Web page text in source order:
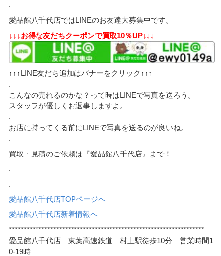
.
愛品館八千代店ではLINEのお友達大募集中です。
↓↓↓お得な友だちクーポンで買取10％UP↓↓↓
↑↑↑LINE友だち追加はバナーをクリック↑↑↑
.
こんなの売れるのかな？って時はLINEで写真を送ろう。
スタッフが優しくお返事しますよ。
.
お店に持ってくる前にLINEで写真を送るのが良いね。
.
買取・見積のご依頼は『愛品館八千代店』まで！
.
.
愛品館八千代店TOPページへ
愛品館八千代店新着情報へ
******************************************************************
愛品館八千代店 東葉高速鉄道 村上駅徒歩10分 営業時間1
0-19時